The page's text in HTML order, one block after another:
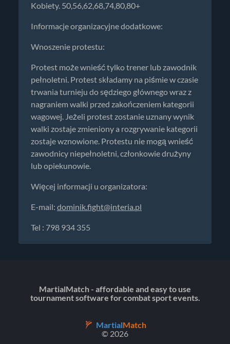
Kobiety. 50,56,62,68,74,80,80+
Informacje organizacyjne dodatkowe:
Wnoszenie protestu:
Protest może wnieść tylko trener lub zawodnik
pełnoletni. Protest składamy na piśmie w czasie
trwania turnieju do sędziego głównego wraz z
nagraniem walki przed zakończeniem kategorii
wagowej. Jeżeli protest zostanie uznany wynik
walki zostaje zmieniony a rozgrywanie kategorii
zostaje wznowione. Protestu nie mogą wnieść
zawodnicy niepełnoletni, członkowie drużyny
lub opiekunowie.
Więcej informacji u organizatora:
E-mail: dominik.fight@interia.pl
Tel : 798 934 355
MartialMatch - affordable and easy to use
tournament software for combat sport events.
MartialMatch
© 2026